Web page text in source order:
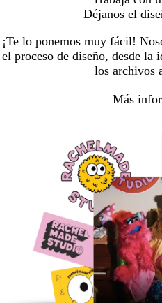
Déjanos el
¡Te lo ponemos muy fácil!
el proceso de diseño, desde la
los archivos
Más